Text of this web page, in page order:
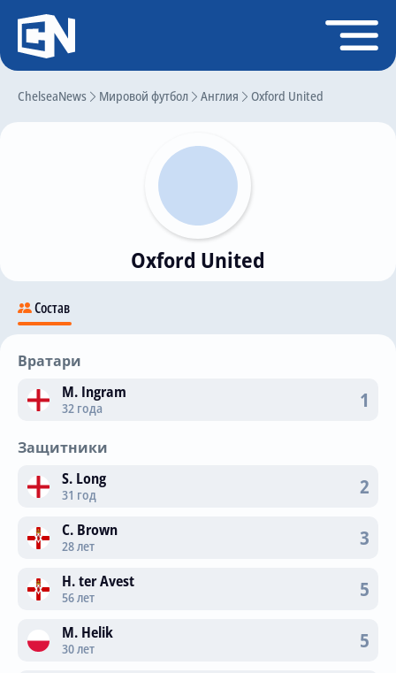
ChelseaNews Мировой футбол Англия Oxford United
Oxford United
Состав
Вратари
M. Ingram
32 года 1
Защитники
S. Long
31 год 2
C. Brown
28 лет 3
H. ter Avest
56 лет 5
M. Helik
30 лет 5
Регистрация
Главная
История Челси
Календарь игр
Состав команды
Поиск по сайту
О сайте
Контакты